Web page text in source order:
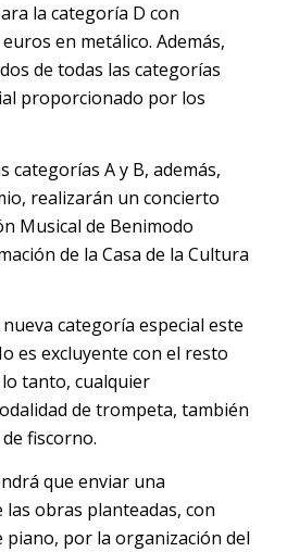
la categoría D con
en metálico. Además,
de todas las categorías
proporcionado por los
categorías A y B, además,
realizarán un concierto
Musical de Benimodo
de la Casa de la Cultura
categoría especial este
es excluyente con el resto
tanto, cualquier
de trompeta, también
fiscorno.
que enviar una
las obras planteadas, con
piano, por la organización del